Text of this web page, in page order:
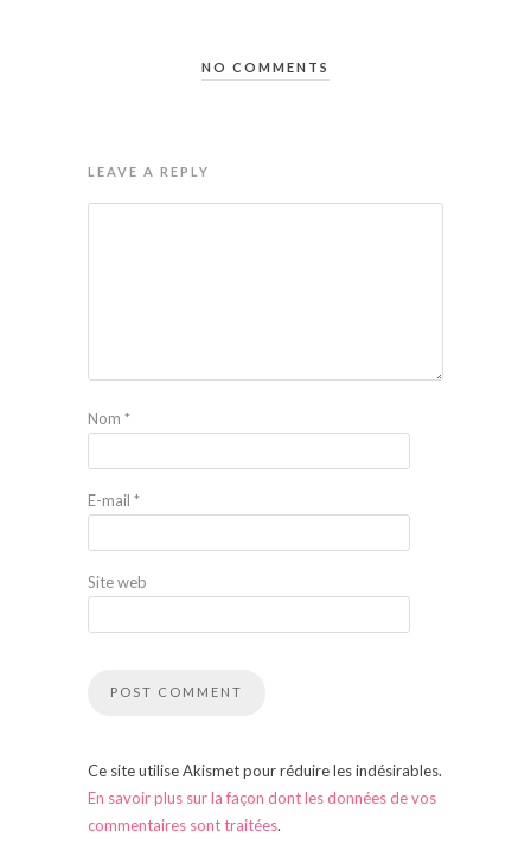
NO COMMENTS
LEAVE A REPLY
Nom *
E-mail *
Site web
Ce site utilise Akismet pour réduire les indésirables.
En savoir plus sur la façon dont les données de vos
commentaires sont traitées.